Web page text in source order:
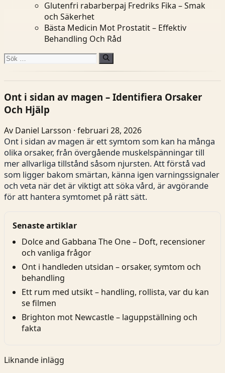
Glutenfri rabarberpaj Fredriks Fika – Smak
och Säkerhet
Bästa Medicin Mot Prostatit – Effektiv
Behandling Och Råd
Sök
Ont i sidan av magen – Identifiera Orsaker
Och Hjälp
Av Daniel Larsson · februari 28, 2026
Ont i sidan av magen är ett symtom som kan ha många
olika orsaker, från övergående muskelspänningar till
mer allvarliga tillstånd såsom njursten. Att förstå vad
som ligger bakom smärtan, känna igen varningssignaler
och veta när det är viktigt att söka vård, är avgörande
för att hantera symtomet på rätt sätt.
Senaste artiklar
Dolce and Gabbana The One – Doft, recensioner
och vanliga frågor
Ont i handleden utsidan – orsaker, symtom och
behandling
Ett rum med utsikt – handling, rollista, var du kan
se filmen
Brighton mot Newcastle – laguppställning och
fakta
Liknande inlägg